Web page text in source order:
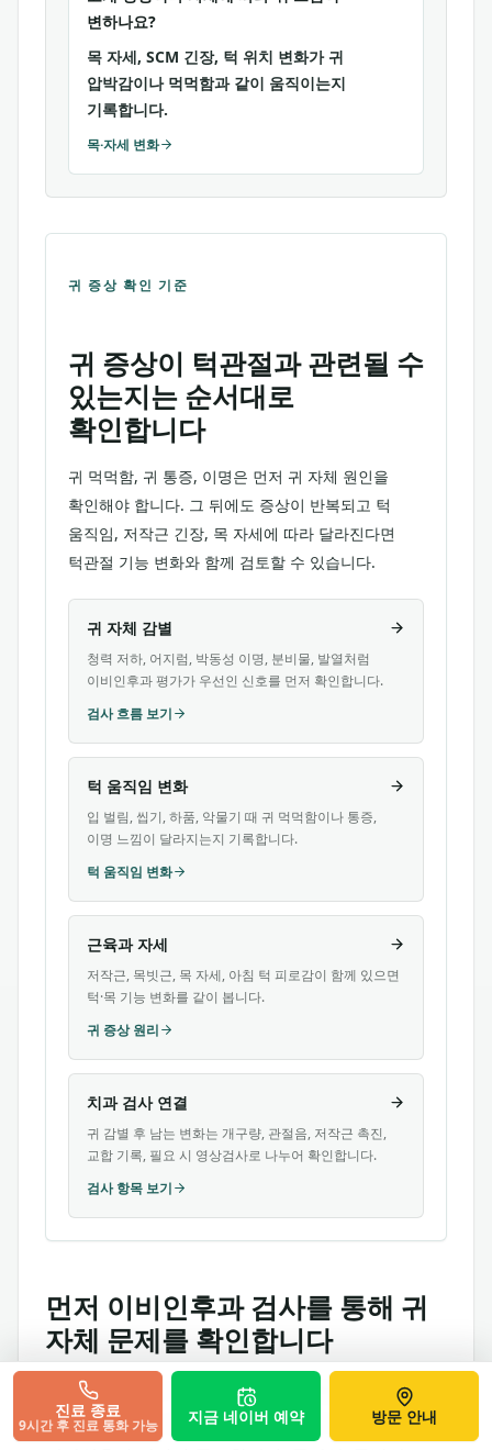
변하나요?
목 자세, SCM 긴장, 턱 위치 변화가 귀
압박감이나 먹먹함과 같이 움직이는지
기록합니다.
목·자세 변화
귀 증상 확인 기준
귀 증상이 턱관절과 관련될 수
있는지는 순서대로
확인합니다
귀 먹먹함, 귀 통증, 이명은 먼저 귀 자체 원인을
확인해야 합니다. 그 뒤에도 증상이 반복되고 턱
움직임, 저작근 긴장, 목 자세에 따라 달라진다면
턱관절 기능 변화와 함께 검토할 수 있습니다.
귀 자체 감별
청력 저하, 어지럼, 박동성 이명, 분비물, 발열처럼
이비인후과 평가가 우선인 신호를 먼저 확인합니다.
검사 흐름 보기
턱 움직임 변화
입 벌림, 씹기, 하품, 악물기 때 귀 먹먹함이나 통증,
이명 느낌이 달라지는지 기록합니다.
턱 움직임 변화
근육과 자세
저작근, 목빗근, 목 자세, 아침 턱 피로감이 함께 있으면
턱·목 기능 변화를 같이 봅니다.
귀 증상 원리
치과 검사 연결
귀 감별 후 남는 변화는 개구량, 관절음, 저작근 촉진,
교합 기록, 필요 시 영상검사로 나누어 확인합니다.
검사 항목 보기
먼저 이비인후과 검사를 통해 귀
자체 문제를 확인합니다
갑작스러운 청력 저하, 어지럼증, 박동성 이명, 한쪽
귀만의 증상, 신경학적 증상이 있다면 먼저
진료 종료
9시간 후 진료 통화 가능 지금 네이버 예약 방문 안내